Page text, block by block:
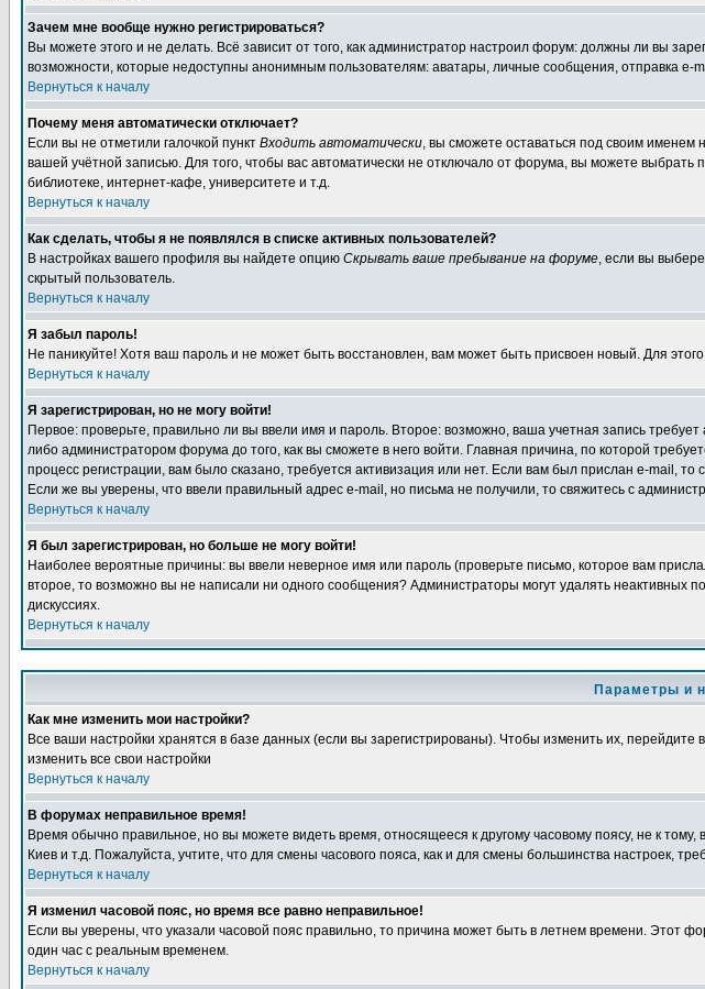
Зачем мне вообще нужно регистрироваться?
Вы можете этого и не делать. Всё зависит от того, как администратор настроил форум: должны ли вы
возможности, которые недоступны анонимным пользователям: аватары, личные сообщения, отправка e-
Вернуться к началу
Почему меня автоматически отключает?
Если вы не отметили галочкой пункт Входить автоматически, вы сможете оставаться под своим именем
вашей учётной записью. Для того, чтобы вас автоматически не отключало от форума, вы можете выбрать
библиотеке, интернет-кафе, университете и т.д.
Вернуться к началу
Как сделать, чтобы я не появлялся в списке активных пользователей?
В настройках вашего профиля вы найдете опцию Скрывать ваше пребывание на форуме, если вы
скрытый пользователь.
Вернуться к началу
Я забыл пароль!
Не паникуйте! Хотя ваш пароль и не может быть восстановлен, вам может быть присвоен новый. Для этого
Вернуться к началу
Я зарегистрирован, но не могу войти!
Первое: проверьте, правильно ли вы ввели имя и пароль. Второе: возможно, ваша учетная запись
либо администратором форума до того, как вы сможете в него войти. Главная причина, по которой
процесс регистрации, вам было сказано, требуется активизация или нет. Если вам был прислан e-mail,
Если же вы уверены, что ввели правильный адрес e-mail, но письма не получили, то свяжитесь с
Вернуться к началу
Я был зарегистрирован, но больше не могу войти!
Наиболее вероятные причины: вы ввели неверное имя или пароль (проверьте письмо, которое вам
второе, то возможно вы не написали ни одного сообщения? Администраторы могут удалять неактивных
дискуссиях.
Вернуться к началу
Параметры и
Как мне изменить мои настройки?
Все ваши настройки хранятся в базе данных (если вы зарегистрированы). Чтобы изменить их, перейдите
изменить все свои настройки
Вернуться к началу
В форумах неправильное время!
Время обычно правильное, но вы можете видеть время, относящееся к другому часовому поясу, не к
Киев и т.д. Пожалуйста, учтите, что для смены часового пояса, как и для смены большинства настроек,
Вернуться к началу
Я изменил часовой пояс, но время все равно неправильное!
Если вы уверены, что указали часовой пояс правильно, то причина может быть в летнем времени. Этот
один час с реальным временем.
Вернуться к началу